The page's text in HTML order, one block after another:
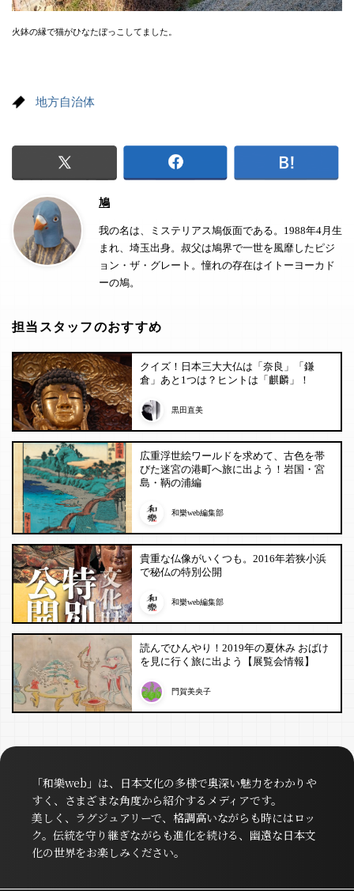
火鉢の縁で猫がひなたぼっこしてました。
地方自治体
鳩
我の名は、ミステリアス鳩仮面である。1988年4月生
まれ、埼玉出身。叔父は鳩界で一世を風靡したピジ
ョン・ザ・グレート。憧れの存在はイトーヨーカド
ーの鳩。
担当スタッフのおすすめ
クイズ！日本三大大仏は「奈良」「鎌
倉」あと1つは？ヒントは「麒麟」！
黒田直美
広重浮世絵ワールドを求めて、古色を帯
びた迷宮の港町へ旅に出よう！岩国・宮
島・鞆の浦編
和樂web編集部
貴重な仏像がいくつも。2016年若狭小浜
で秘仏の特別公開
和樂web編集部
読んでひんやり！2019年の夏休み おばけ
を見に行く旅に出よう【展覧会情報】
門賀美央子
「和樂web」は、日本文化の多様で奥深い魅力をわかりや
すく、さまざまな角度から紹介するメディアです。
美しく、ラグジュアリーで、格調高いながらも時にはロッ
ク。伝統を守り継ぎながらも進化を続ける、幽遠な日本文
化の世界をお楽しみください。